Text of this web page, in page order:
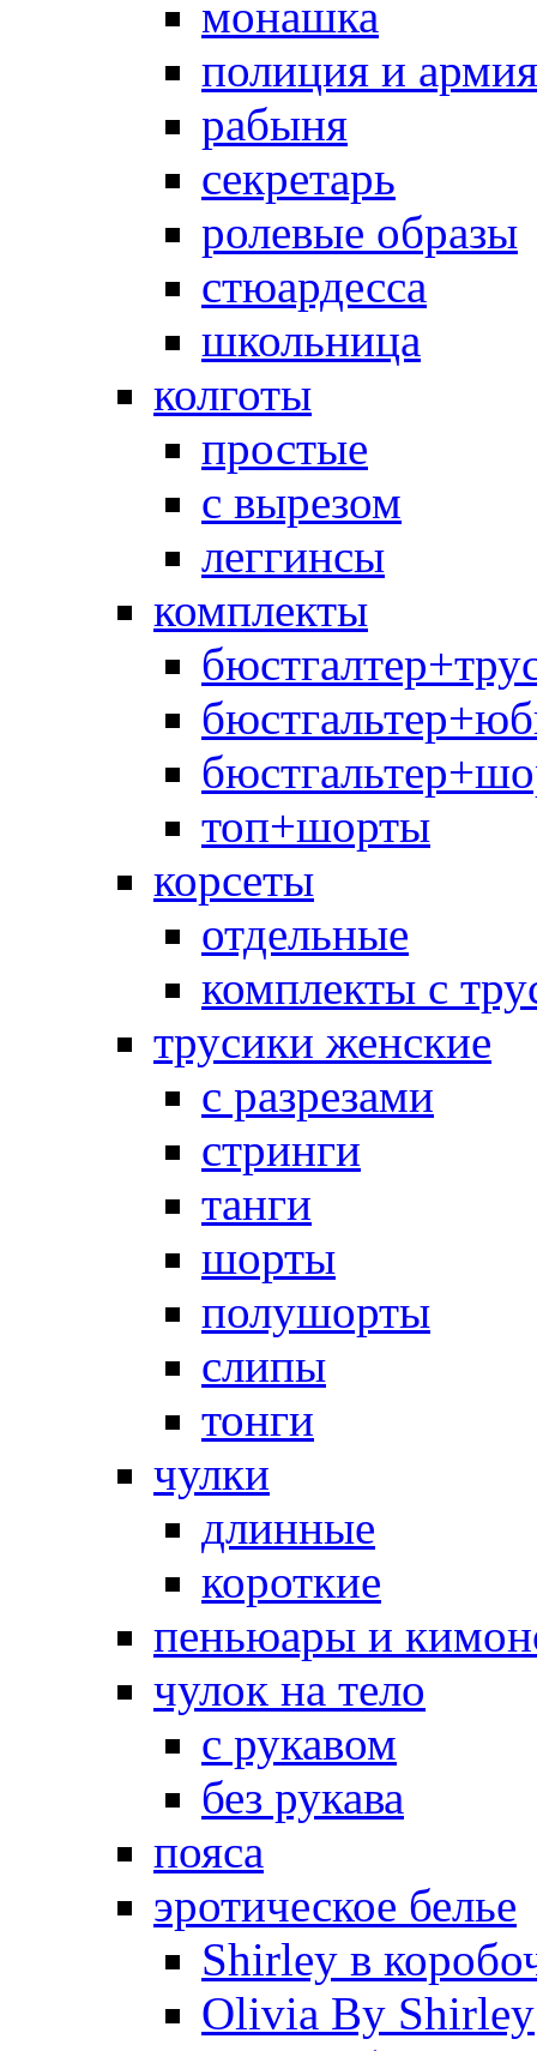
монашка
полиция и армия
рабыня
секретарь
ролевые образы
стюардесса
школьница
колготы
простые
с вырезом
леггинсы
комплекты
топ+шорты
корсеты
отдельные
комплекты с
трусики женские
с разрезами
стринги
танги
шорты
полушорты
слипы
тонги
чулки
длинные
короткие
пеньюары и
чулок на тело
с рукавом
без рукава
пояса
эротическое белье
Shirley в
Olivia By Shirley